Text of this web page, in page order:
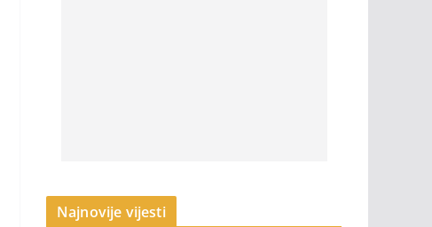
Najnovije vijesti